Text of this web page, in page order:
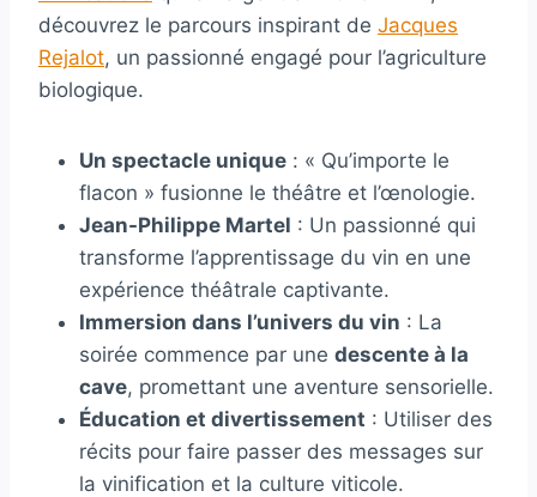
découvrez le parcours inspirant de Jacques
Rejalot, un passionné engagé pour l’agriculture
biologique.
Un spectacle unique : « Qu’importe le
flacon » fusionne le théâtre et l’œnologie.
Jean-Philippe Martel : Un passionné qui
transforme l’apprentissage du vin en une
expérience théâtrale captivante.
Immersion dans l’univers du vin : La
soirée commence par une descente à la
cave, promettant une aventure sensorielle.
Éducation et divertissement : Utiliser des
récits pour faire passer des messages sur
la vinification et la culture viticole.